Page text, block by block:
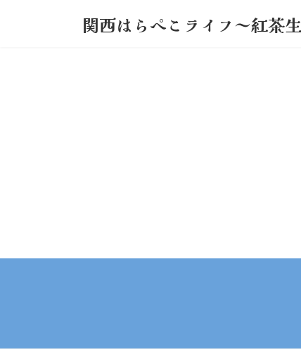
関西はらぺこライフ～紅茶